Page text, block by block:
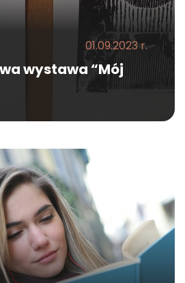
01.09.2023 r.
wystawa “Mój